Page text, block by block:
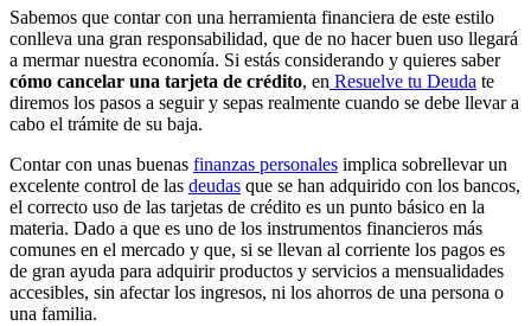
Sabemos que contar con una herramienta financiera de este estilo
conlleva una gran responsabilidad, que de no hacer buen uso llegará
a mermar nuestra economía. Si estás considerando y quieres saber
cómo cancelar una tarjeta de crédito, en Resuelve tu Deuda te
diremos los pasos a seguir y sepas realmente cuando se debe llevar a
cabo el trámite de su baja.
Contar con unas buenas finanzas personales implica sobrellevar un
excelente control de las deudas que se han adquirido con los bancos,
el correcto uso de las tarjetas de crédito es un punto básico en la
materia. Dado a que es uno de los instrumentos financieros más
comunes en el mercado y que, si se llevan al corriente los pagos es
de gran ayuda para adquirir productos y servicios a mensualidades
accesibles, sin afectar los ingresos, ni los ahorros de una persona o
una familia.